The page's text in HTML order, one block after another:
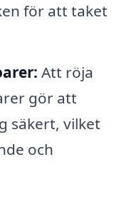
för att taket
Att röja
gör att
säkert, vilket
och